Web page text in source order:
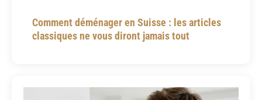
Comment déménager en Suisse : les articles
classiques ne vous diront jamais tout